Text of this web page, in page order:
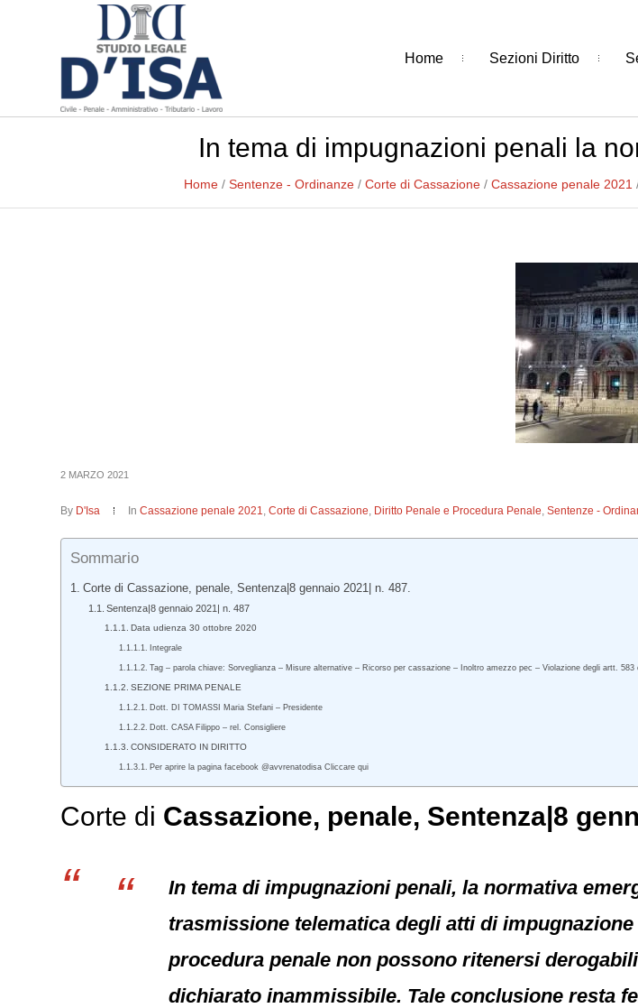
Home Sezioni Diritto
In tema di impugnazioni penali la
Home / Sentenze - Ordinanze / Corte di Cassazione / Cassazione penale 2021
2 MARZO 2021
By D'Isa InCassazione penale 2021,Corte di Cassazione, Diritto Penale e Procedura Penale,Sentenze -
Sommario
Corte di Cassazione, penale, Sentenza|8 gennaio 2021| n. 487.
Sentenza|8 gennaio 2021| n. 487
Data udienza 30 ottobre 2020
Integrale
Tag – parola chiave: Sorveglianza – Misure alternative – Ricorso per cassazione – Inoltro amezzo pec – Violazione degli artt. 583
SEZIONE PRIMA PENALE
Dott. DI TOMASSI Maria Stefani – Presidente
Dott. CASA Filippo – rel. Consigliere
CONSIDERATO IN DIRITTO
Per aprire la pagina facebook @avvrenatodisa Cliccare qui
Corte di Cassazione, penale, Sentenza|8
In tema di impugnazioni penali, la normativa
trasmissione telematica degli atti di
procedura penale non possono ritenersi
dichiarato inammissibile. Tale conclusione resta